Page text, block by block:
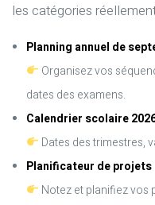
les catégories
Planning annuel de
Organisez vos
dates des examens.
Calendrier scolaire
Dates des trimestres,
Planificateur de
Notez et planifiez vos